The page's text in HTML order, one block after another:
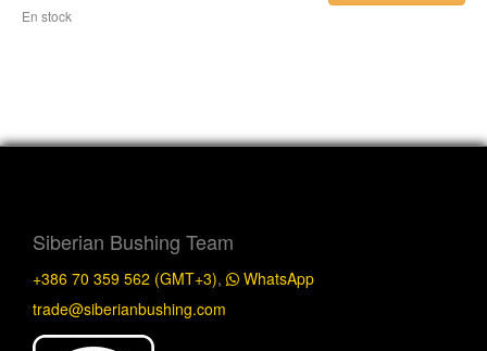
En stock
Siberian Bushing Team
+386 70 359 562 (GMT+3),
WhatsApp
trade@siberianbushing.com